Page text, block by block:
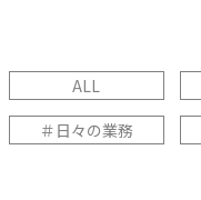
ALL
＃日々の業務